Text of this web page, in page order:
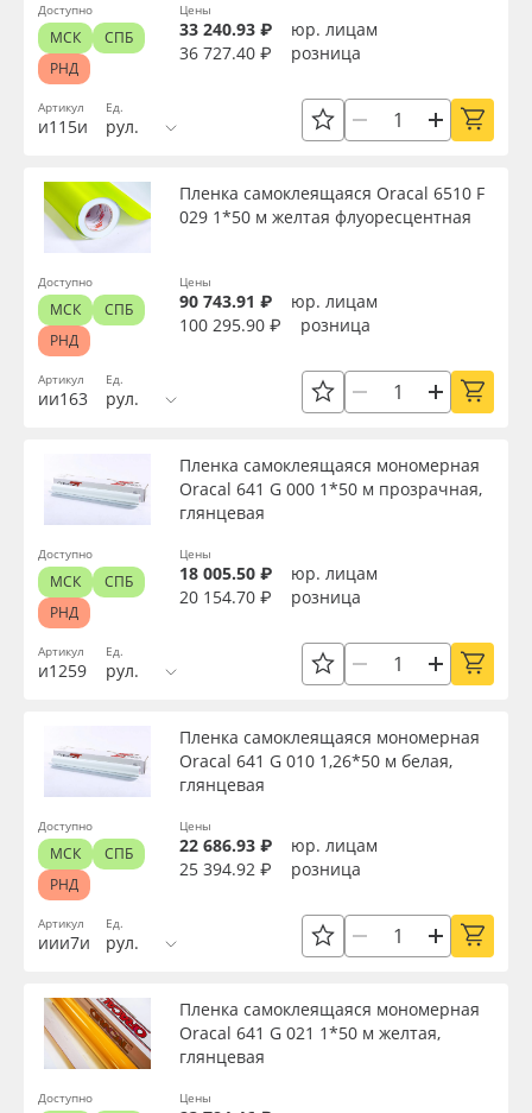
Торговая марка
Серия
Назначение
Доступность
Сбросить фильтр
Артикул
и115и
Ед.
рул.
Цены
33 240.93 ₽
юр. лицам
36 727.40 ₽
розница
Доступно
МСК
СПБ
РНД
Артикул
ии163
Пленка самоклеящаяся Oracal 6510 F
029 1*50 м желтая флуоресцентная
Ед.
рул.
Цены
90 743.91 ₽
юр. лицам
100 295.90 ₽
розница
Доступно
МСК
СПБ
РНД
Артикул
и1259
Пленка самоклеящаяся мономерная
Oracal 641 G 000 1*50 м прозрачная,
глянцевая
Ед.
рул.
Цены
18 005.50 ₽
юр. лицам
20 154.70 ₽
розница
Доступно
МСК
СПБ
РНД
Артикул
иии7и
Пленка самоклеящаяся мономерная
Oracal 641 G 010 1,26*50 м белая,
глянцевая
Ед.
рул.
Цены
22 686.93 ₽
юр. лицам
25 394.92 ₽
розница
Доступно
МСК
СПБ
РНД
Пленка самоклеящаяся мономерная
Oracal 641 G 021 1*50 м желтая,
глянцевая
Цены
Доступно